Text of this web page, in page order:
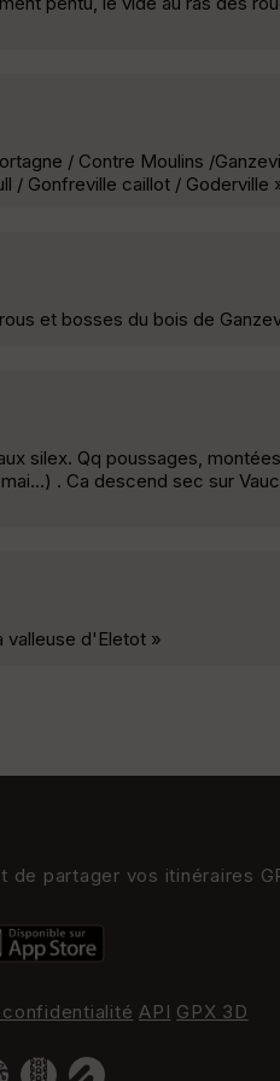
/ Contre Moulins /
/ Gonfreville caillot / Goderville
et bosses du bois de
silex. Qq poussages,
. Ca descend sec sur
valleuse d'Eletot »
partager vos itinéraires
API GPX 3D